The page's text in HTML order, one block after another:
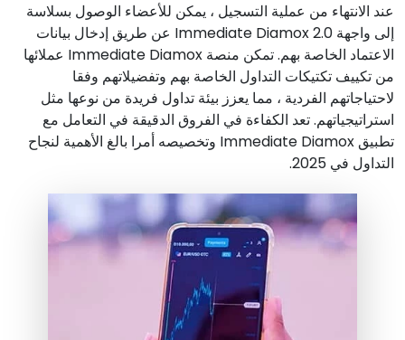
عند الانتهاء من عملية التسجيل ، يمكن للأعضاء الوصول بسلاسة
إلى واجهة Immediate Diamox 2.0 عن طريق إدخال بيانات
الاعتماد الخاصة بهم. تمكن منصة Immediate Diamox عملائها
من تكييف تكتيكات التداول الخاصة بهم وتفضيلاتهم وفقا
لاحتياجاتهم الفردية ، مما يعزز بيئة تداول فريدة من نوعها مثل
استراتيجياتهم. تعد الكفاءة في الفروق الدقيقة في التعامل مع
تطبيق Immediate Diamox وتخصيصه أمرا بالغ الأهمية لنجاح
التداول في 2025.